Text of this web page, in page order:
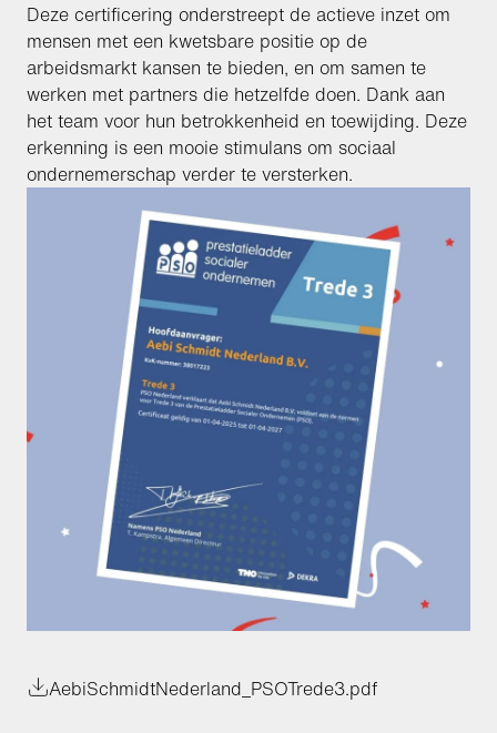
Deze certificering onderstreept de actieve inzet om
mensen met een kwetsbare positie op de
arbeidsmarkt kansen te bieden, en om samen te
werken met partners die hetzelfde doen. Dank aan
het team voor hun betrokkenheid en toewijding. Deze
erkenning is een mooie stimulans om sociaal
ondernemerschap verder te versterken.
AebiSchmidtNederland_PSOTrede3.pdf